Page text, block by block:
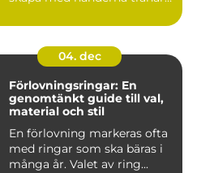
04. dec
Förlovningsringar: En
genomtänkt guide till val,
material och stil
En förlovning markeras ofta
med ringar som ska bäras i
många år. Valet av ring...